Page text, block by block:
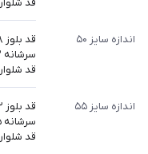
قد شلوار ۵۶ سانت
اندازه سایز ۵۰
سرشانه ۴۲
قد شلوار ۶۶ سانت
اندازه سایز ۵۵
سرشانه ۴۵
قد شلوار ۷۴ سانت